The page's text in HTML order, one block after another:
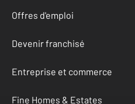
Offres d'emploi
Devenir franchisé
Entreprise et commerce
Fine Homes & Estates